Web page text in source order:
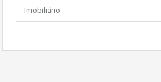
Imobiliário